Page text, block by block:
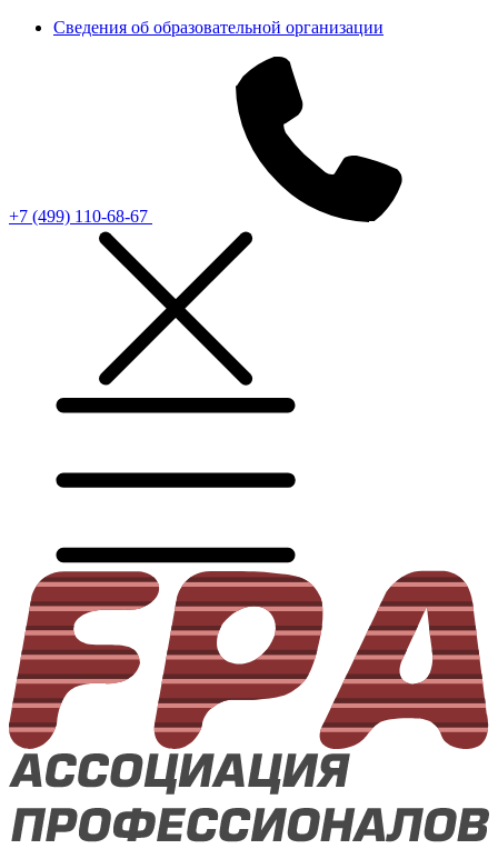
Сведения об образовательной организации
+7 (499) 110-68-67